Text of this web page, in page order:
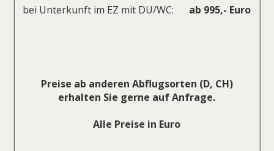
bei Unterkunft im EZ mit DU/WC:
ab 995,- Euro
Preise ab anderen Abflugsorten (D, CH)
erhalten Sie gerne auf Anfrage.
Alle Preise in Euro